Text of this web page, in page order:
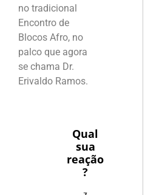
no tradicional
Encontro de
Blocos Afro, no
palco que agora
se chama Dr.
Erivaldo Ramos.
Qual
sua
reação
?